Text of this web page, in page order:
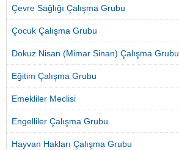
Çevre Sağlığı Çalışma Grubu
Çocuk Çalışma Grubu
Dokuz Nisan (Mimar Sinan) Çalışma Grubu
Eğitim Çalışma Grubu
Emekliler Meclisi
Engelliler Çalışma Grubu
Hayvan Hakları Çalışma Grubu